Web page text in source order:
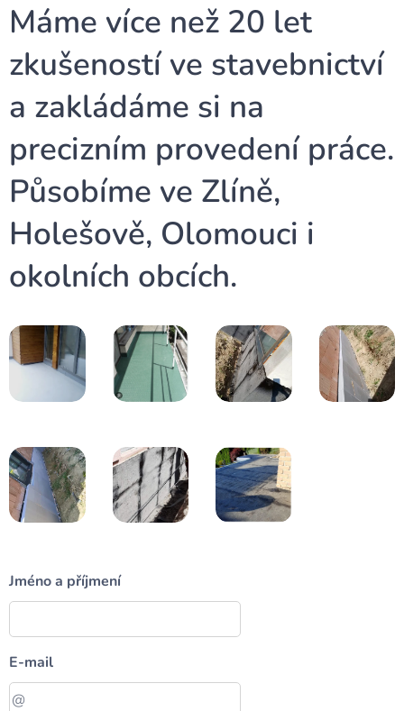
Máme více než 20 let
zkušeností ve stavebnictví
a zakládáme si na
precizním provedení práce.
Působíme ve Zlíně,
Holešově, Olomouci i
okolních obcích.
Jméno a příjmení
E-mail